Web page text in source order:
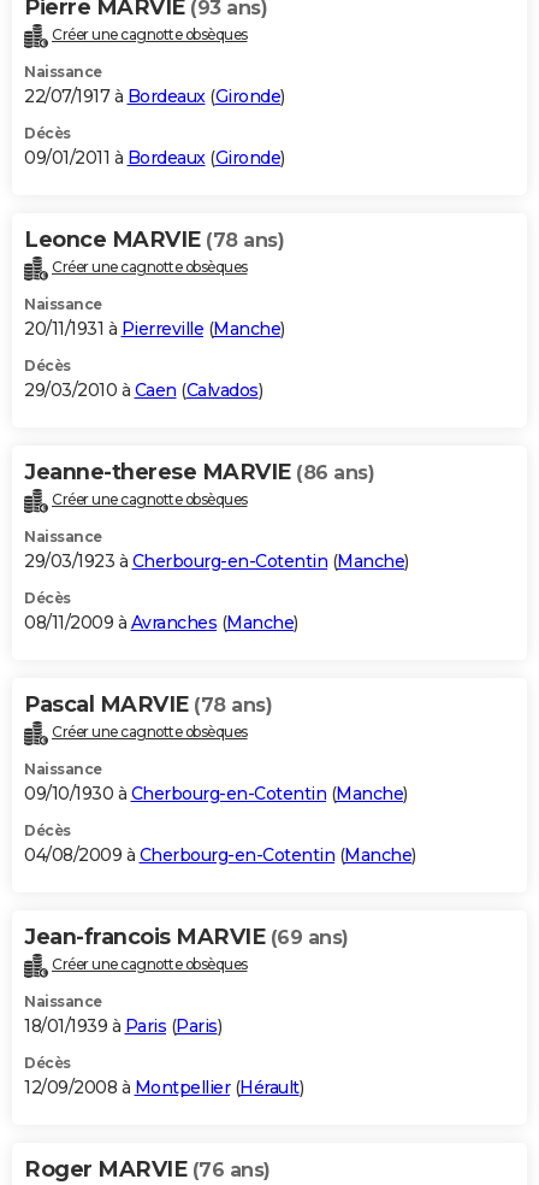
Pierre MARVIE (93 ans)
Créer une cagnotte obsèques
Naissance
22/07/1917 à Bordeaux(Gironde)
Décès
09/01/2011 à Bordeaux(Gironde)
Leonce MARVIE (78 ans)
Créer une cagnotte obsèques
Naissance
20/11/1931 à Pierreville (Manche)
Décès
29/03/2010 à Caen (Calvados)
Jeanne-therese MARVIE (86 ans)
Créer une cagnotte obsèques
Naissance
29/03/1923 à Cherbourg-en-Cotentin (Manche)
Décès
08/11/2009 à Avranches (Manche)
Pascal MARVIE (78 ans)
Créer une cagnotte obsèques
Naissance
09/10/1930 à Cherbourg-en-Cotentin (Manche)
Décès
04/08/2009 à Cherbourg-en-Cotentin (Manche)
Jean-francois MARVIE (69 ans)
Créer une cagnotte obsèques
Naissance
18/01/1939 à Paris (Paris)
Décès
12/09/2008 à Montpellier(Hérault)
Roger MARVIE (76 ans)